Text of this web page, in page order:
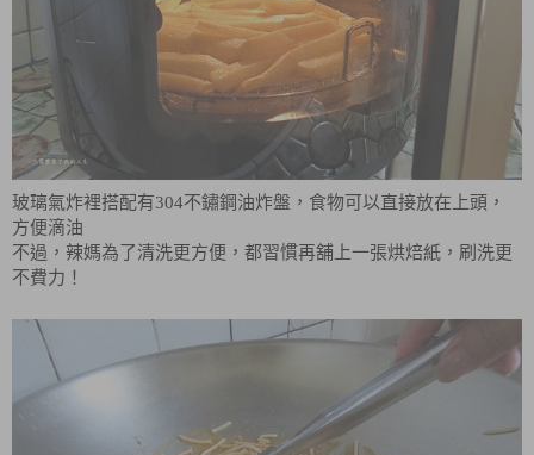
玻璃氣炸裡搭配有304不鏽鋼油炸盤，食物可以直接放在上頭，
方便滴油
不過，辣媽為了清洗更方便，都習慣再舖上一張烘焙紙，刷洗更
不費力！